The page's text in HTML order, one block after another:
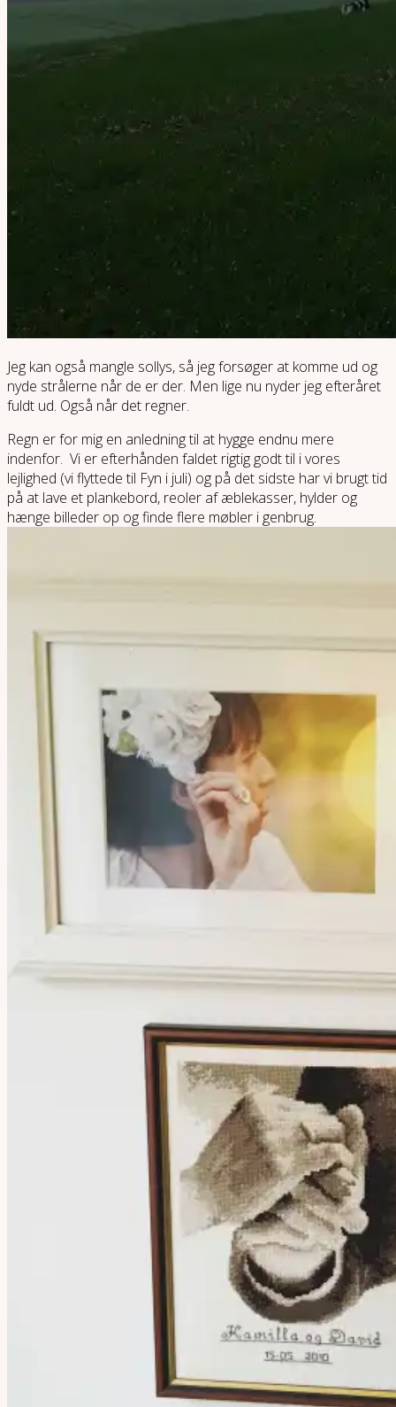
Jeg kan også mangle sollys, så jeg forsøger at komme ud og
nyde strålerne når de er der. Men lige nu nyder jeg efteråret
fuldt ud. Også når det regner.
Regn er for mig en anledning til at hygge endnu mere
indenfor. Vi er efterhånden faldet rigtig godt til i vores
lejlighed (vi flyttede til Fyn i juli) og på det sidste har vi brugt tid
på at lave et plankebord, reoler af æblekasser, hylder og
hænge billeder op og finde flere møbler i genbrug.